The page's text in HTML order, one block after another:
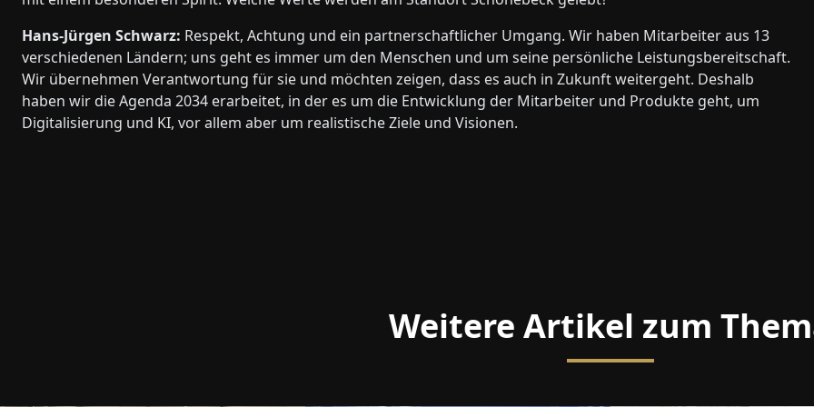
Hans-Jürgen Schwarz: Respekt, Achtung und ein partnerschaftlicher Umgang. Wir haben Mitarbeiter aus 13
verschiedenen Ländern; uns geht es immer um den Menschen und um seine persönliche Leistungsbereitschaft.
Wir übernehmen Verantwortung für sie und möchten zeigen, dass es auch in Zukunft weitergeht. Deshalb
haben wir die Agenda 2034 erarbeitet, in der es um die Entwicklung der Mitarbeiter und Produkte geht, um
Digitalisierung und KI, vor allem aber um realistische Ziele und Visionen.
Weitere Artikel zum